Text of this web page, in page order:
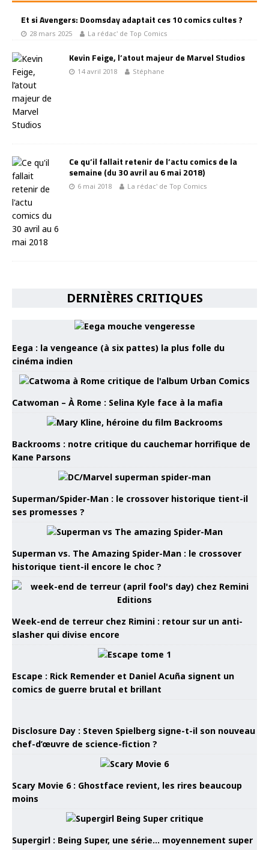
Et si Avengers: Doomsday adaptait ces 10 comics cultes ?
28 mars 2025 La rédac' de Top Comics
Kevin Feige, l’atout majeur de Marvel Studios
14 avril 2018 Stéphane
Ce qu’il fallait retenir de l’actu comics de la
semaine (du 30 avril au 6 mai 2018)
6 mai 2018 La rédac' de Top Comics
DERNIÈRES CRITIQUES
Eega : la vengeance (à six pattes) la plus folle du
cinéma indien
Catwoman – À Rome : Selina Kyle face à la mafia
Backrooms : notre critique du cauchemar horrifique de
Kane Parsons
Superman/Spider-Man : le crossover historique tient-il
ses promesses ?
Superman vs. The Amazing Spider-Man : le crossover
historique tient-il encore le choc ?
Week-end de terreur chez Rimini : retour sur un anti-
slasher qui divise encore
Escape : Rick Remender et Daniel Acuña signent un
comics de guerre brutal et brillant
Disclosure Day : Steven Spielberg signe-t-il son nouveau
chef-d’œuvre de science-fiction ?
Scary Movie 6 : Ghostface revient, les rires beaucoup
moins
Supergirl : Being Super, une série… moyennement super